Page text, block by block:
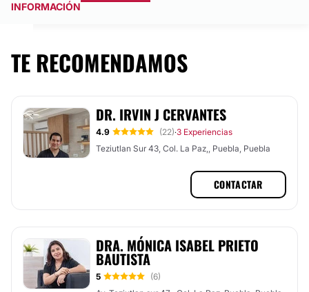
INFORMACIÓN
TE RECOMENDAMOS
DR. IRVIN J CERVANTES
4.9 (22)·3 Experiencias
Teziutlan Sur 43, Col. La Paz,, Puebla, Puebla
CONTACTAR
DRA. MÓNICA ISABEL PRIETO
BAUTISTA
5
(6)